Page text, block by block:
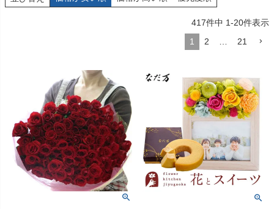
417件中 1-20件表示
1
2 21